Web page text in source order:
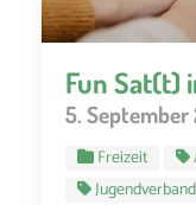
Fun Sat(t)
5.
Freizeit
Jugendverband